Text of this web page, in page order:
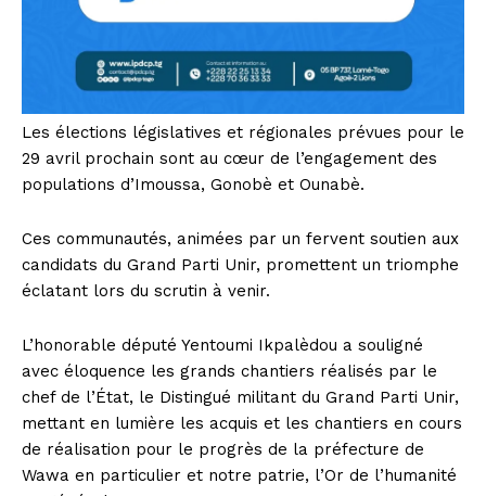
Les élections législatives et régionales prévues pour le
29 avril prochain sont au cœur de l’engagement des
populations d’Imoussa, Gonobè et Ounabè.
Ces communautés, animées par un fervent soutien aux
candidats du Grand Parti Unir, promettent un triomphe
éclatant lors du scrutin à venir.
L’honorable député Yentoumi Ikpalèdou a souligné
avec éloquence les grands chantiers réalisés par le
chef de l’État, le Distingué militant du Grand Parti Unir,
mettant en lumière les acquis et les chantiers en cours
de réalisation pour le progrès de la préfecture de
Wawa en particulier et notre patrie, l’Or de l’humanité